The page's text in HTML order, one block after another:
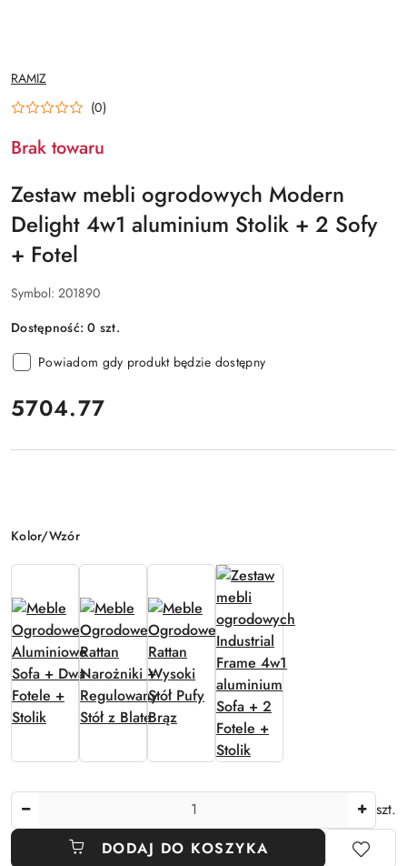
NAZWA
PRODUCENTA:
RAMIZ
(0)
Brak towaru
Zestaw mebli ogrodowych Modern
Delight 4w1 aluminium Stolik + 2 Sofy
+ Fotel
Symbol: 201890
Dostępność:0 szt.
Powiadom gdy produkt będzie dostępny
cena:
5704.77
Wariant
Kolor/Wzór
szt.
DODAJ DO KOSZYKA